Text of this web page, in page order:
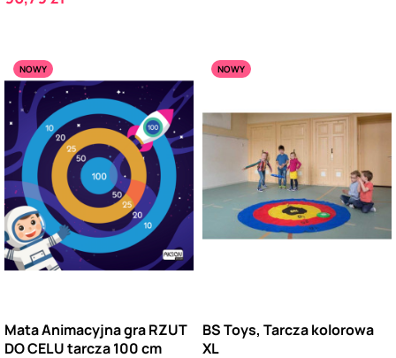
NOWY
Mata Animacyjna gra RZUT
DO CELU tarcza 100 cm
NOWY
BS Toys, Tarcza kolorowa
XL